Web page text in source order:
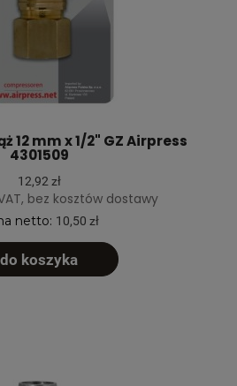
12 mm x 1/2" GZ Airpress
4301509
12,92 zł
bez kosztów dostawy
netto: 10,50 zł
do koszyka